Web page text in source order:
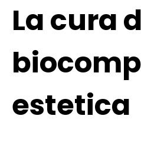
La cura
estetica